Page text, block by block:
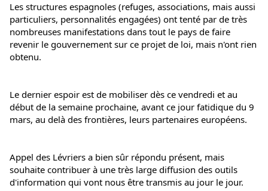
Les structures espagnoles (refuges, associations, mais aussi
particuliers, personnalités engagées) ont tenté par de très
nombreuses manifestations dans tout le pays de faire
revenir le gouvernement sur ce projet de loi, mais n'ont rien
obtenu.
Le dernier espoir est de mobiliser dès ce vendredi et au
début de la semaine prochaine, avant ce jour fatidique du 9
mars, au delà des frontières, leurs partenaires européens.
Appel des Lévriers a bien sûr répondu présent, mais
souhaite contribuer à une très large diffusion des outils
d'information qui vont nous être transmis au jour le jour.